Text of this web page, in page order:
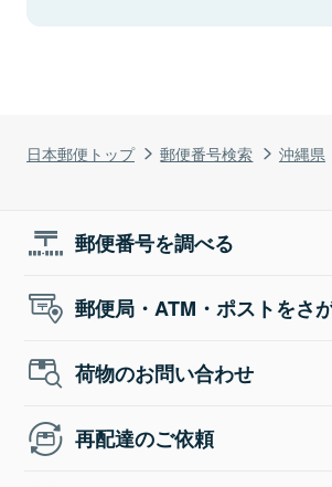
日本郵便トップ 郵便番号検索 沖縄県
郵便番号を調べる
郵便局・ATM・ポストをさ
荷物のお問い合わせ
再配達のご依頼